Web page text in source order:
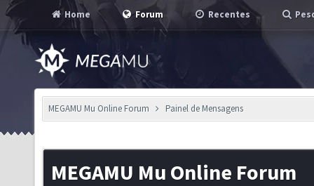
Home Forum Recentes
MEGAMU Mu Online Forum Painel de Mensagens
MEGAMU Mu Online Forum